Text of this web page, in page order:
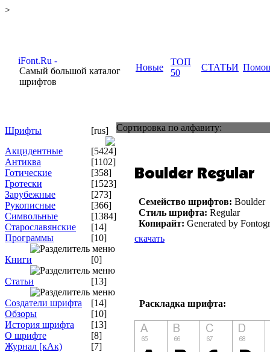
>
Самый большой каталог
шрифтов
Новые
ТОП
50
СТАТЬИ
Шрифты
[rus]
Акцидентные
[5424]
Антиква
[1102]
Готические
[358]
Гротески
[1523]
Зарубежные
[273]
Рукописные
[366]
Символьные
[1384]
Старославянские
[14]
Программы
[10]
Книги [0]
Статьи [13]
Создатели шрифта
[14]
Обзоры
[10]
История шрифта
[13]
О шрифте
[8]
Журнал [кАк)
[7]
Сортировка по алфавиту:
Семейство шрифтов: Boulder
Стиль шрифта: Regular
Копирайт: Generated by
скачать
Раскладка шрифта: